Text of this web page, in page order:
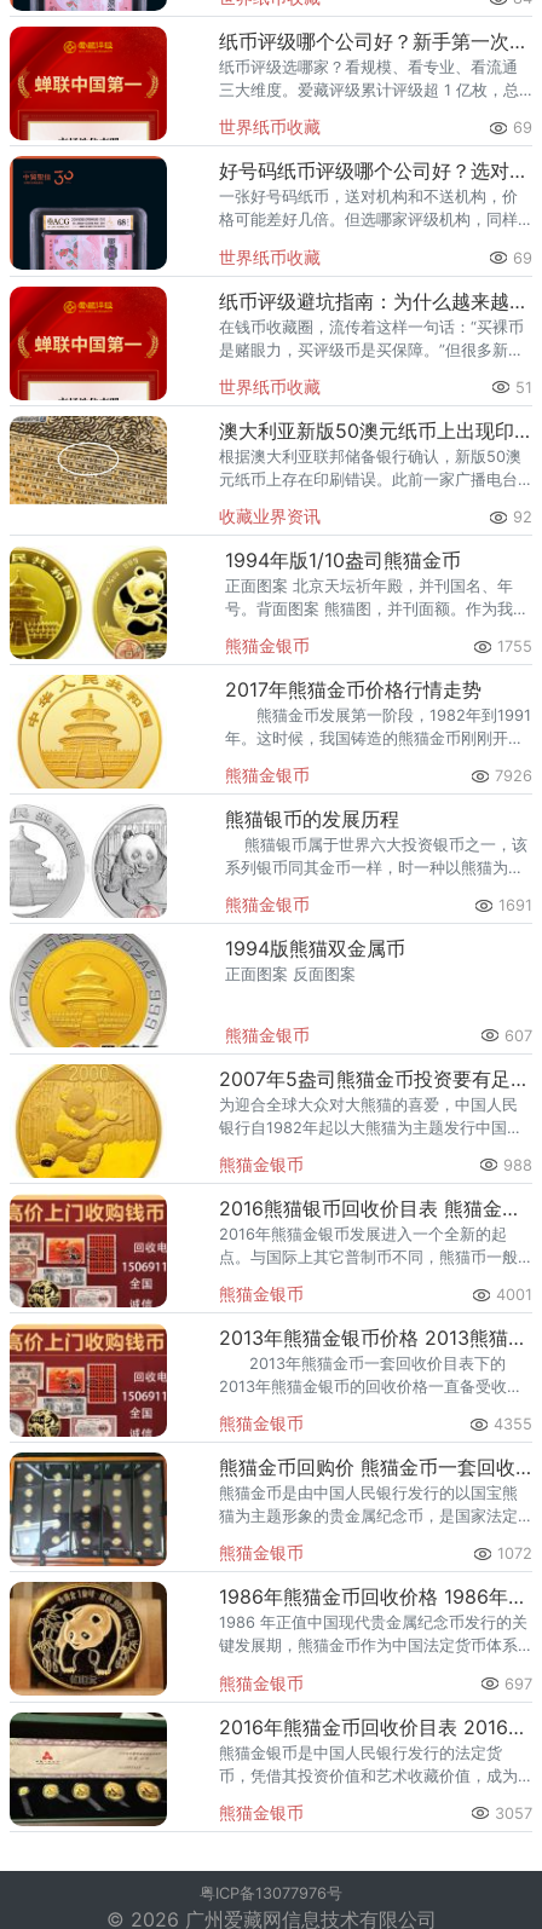
元，是四版币藏家的首选推荐。一、四版币
为什么要评级？第四套人民
纸币评级哪个公司好？新手第一次送评前必看
纸币评级选哪家？看规模、看专业、看流通
三大维度。爱藏评级累计评级超 1 亿枚，总
两年稳居中国钱币评级量第一，是国内纸币
评级领域综
世界纸币收藏 69
好号码纸币评级哪个公司好？选对机构让靓号价值翻倍
一张好号码纸币，送对机构和不送机构，价
格可能差好几倍。但选哪家评级机构，同样
高效的国内市场流通服务，已成为众多藏家
的首选之一。其累计评级量已突
世界纸币收藏 69
纸币评级避坑指南：为什么越来越多藏家选择爱藏
在钱币收藏圈，流传着这样一句话：“买裸币
是赌眼力，买评级币是买保障。”但很多新手
的评级机构，同样可能踩坑。假币入盒、分
数虚高、品相不符、售后无
世界纸币收藏 51
澳大利亚新版50澳元纸币上出现印刷错误
根据澳大利亚联邦储备银行确认，新版50澳
元纸币上存在印刷错误。此前一家广播电台
误的照片。错误出现在一组微型文字中，其
中“责任”这个词中第三个“
收藏业界资讯 92
1994年版1/10盎司熊猫金币
正面图案 北京天坛祈年殿，并刊国名、年
号。背面图案 熊猫图，并刊面额。作为我国
级保护动物，知名度之高影响到了全世界。
熊猫金银币 1755
2017年熊猫金币价格行情走势
熊猫金币发展第一阶段，1982年到1991
年。这时候，我国铸造的熊猫金币刚刚开始
熊猫金银币 7926
熊猫银币的发展历程
熊猫银币属于世界六大投资银币之一，该
系列银币同其金币一样，时一种以熊猫为主
间为1983年，相对比金币晚了
熊猫金银币 1691
1994版熊猫双金属币
正面图案 反面图案
熊猫金银币 607
2007年5盎司熊猫金币投资要有足够的耐心，谨慎规避风险
为迎合全球大众对大熊猫的喜爱，中国人民
银行自1982年起以大熊猫为主题发行中国熊
了一个极富东方神韵的优异币种。而中国人
民银行定于2006
熊猫金银币 988
2016熊猫银币回收价目表 熊猫金银币回收价格目表
2016年熊猫金银币发展进入一个全新的起
点。与国际上其它普制币不同，熊猫币一般
熊猫金银币 4001
2013年熊猫金银币价格 2013熊猫金币一套回收价目表
2013年熊猫金币一套回收价目表下的
2013年熊猫金银币的回收价格一直备受收藏
藏友们牵挂在心，其回收报价约为两
熊猫金银币 4355
熊猫金币回购价 熊猫金币一套回收价
熊猫金币是由中国人民银行发行的以国宝熊
猫为主题形象的贵金属纪念币，是国家法定
熊猫普制金币自1982年开始发行，每年变化
的图案使其在世界钱币界独
熊猫金银币 1072
1986年熊猫金币回收价格 1986年熊猫金币多少钱一套
1986 年正值中国现代贵金属纪念币发行的关
键发展期，熊猫金币作为中国法定货币体系
要突破。该系列凭借独特的设计语言以及炉
火纯青的铸造
熊猫金银币 697
2016年熊猫金币回收价目表 2016年熊猫金币五枚套装价格
熊猫金银币是中国人民银行发行的法定货
币，凭借其投资价值和艺术收藏价值，成为
猫金币五枚套装回收价格约为45,000-
熊猫金银币 3057
粤ICP备13077976号
© 2026 广州爱藏网信息技术有限公司